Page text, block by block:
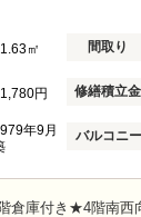
㎡ 間取り
円 修繕積立金
年9月
バルコニ
庫付き★4階南西